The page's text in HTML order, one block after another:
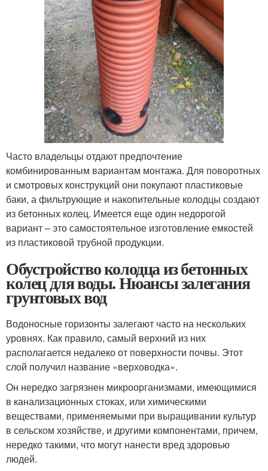
Часто владельцы отдают предпочтение
комбинированным вариантам монтажа. Для поворотных
и смотровых конструкций они покупают пластиковые
баки, а фильтрующие и накопительные колодцы создают
из бетонных колец. Имеется еще один недорогой
вариант – это самостоятельное изготовление емкостей
из пластиковой трубной продукции.
Обустройство колодца из бетонных
колец для воды. Нюансы залегания
грунтовых вод
Водоносные горизонты залегают часто на нескольких
уровнях. Как правило, самый верхний из них
располагается недалеко от поверхности почвы. Этот
слой получил название «верховодка».
Он нередко загрязнен микроорганизмами, имеющимися
в канализационных стоках, или химическими
веществами, применяемыми при выращивании культур
в сельском хозяйстве, и другими компонентами, причем,
нередко такими, что могут нанести вред здоровью
людей.